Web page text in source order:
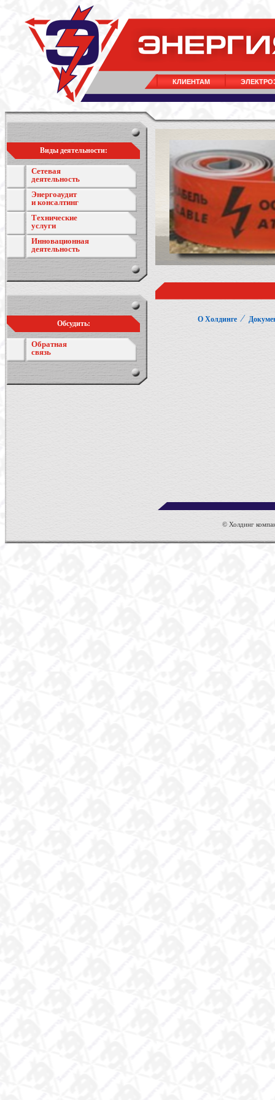
КЛИЕНТАМ
Виды деятельности:
Сетевая
деятельность
Энергоаудит
и консалтинг
Технические
услуги
Инновационная
деятельность
Обсудить:
Обратная
связь
О Холдинге ⁄
© Холдинг